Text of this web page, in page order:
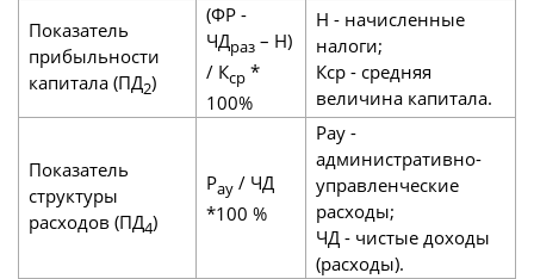
Показатель
прибыльности
капитала (ПД2)
(ФР -
ЧДраз– Н)
/ Кср *
100%
Н - начисленные
налоги;
Кср - средняя
величина капитала.
Показатель
структуры
расходов (ПД4)
Рау/ ЧД
*100 %
Рау -
административно-
управленческие
расходы;
ЧД - чистые доходы
(расходы).